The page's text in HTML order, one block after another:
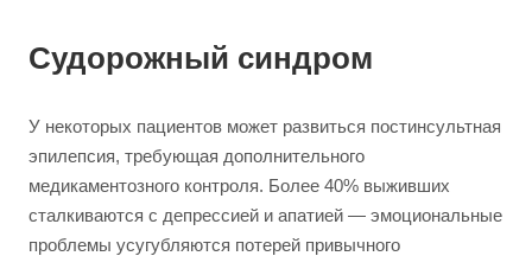
Судорожный синдром
У некоторых пациентов может развиться постинсультная
эпилепсия, требующая дополнительного
медикаментозного контроля. Более 40% выживших
сталкиваются с депрессией и апатией — эмоциональные
проблемы усугубляются потерей привычного